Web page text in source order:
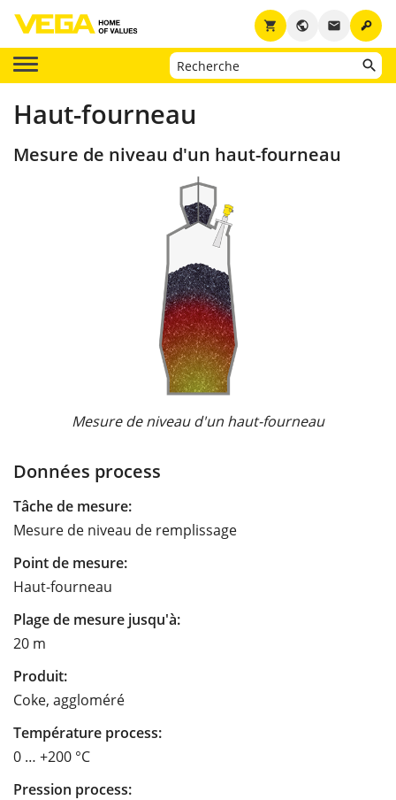
key
email
public
shopping_cart
Haut-fourneau
Mesure de niveau d'un haut-fourneau
Mesure de niveau d'un haut-fourneau
Données process
Tâche de mesure:
Mesure de niveau de remplissage
Point de mesure:
Haut-fourneau
Plage de mesure jusqu'à:
20 m
Produit:
Coke, aggloméré
Température process:
0 … +200 °C
Pression process: